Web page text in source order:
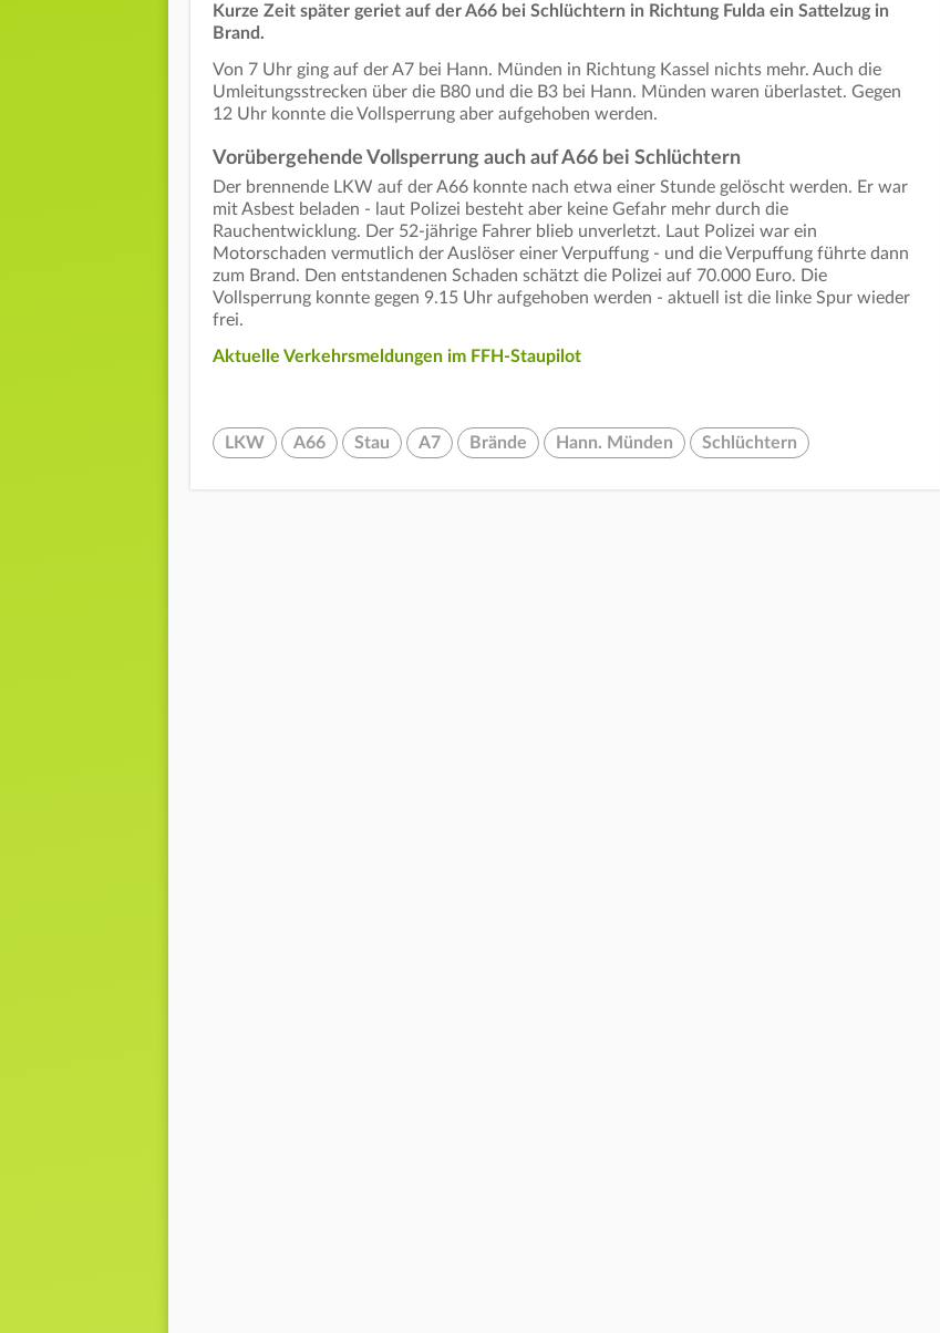
Kurze Zeit später geriet auf der A66 bei Schlüchtern in Richtung Fulda ein Sattelzug in
Brand.
Von 7 Uhr ging auf der A7 bei Hann. Münden in Richtung Kassel nichts mehr. Auch die
Umleitungsstrecken über die B80 und die B3 bei Hann. Münden waren überlastet. Gegen
12 Uhr konnte die Vollsperrung aber aufgehoben werden.
Vorübergehende Vollsperrung auch auf A66 bei Schlüchtern
Der brennende LKW auf der A66 konnte nach etwa einer Stunde gelöscht werden. Er war
mit Asbest beladen - laut Polizei besteht aber keine Gefahr mehr durch die
Rauchentwicklung. Der 52-jährige Fahrer blieb unverletzt. Laut Polizei war ein
Motorschaden vermutlich der Auslöser einer Verpuffung - und die Verpuffung führte dann
zum Brand. Den entstandenen Schaden schätzt die Polizei auf 70.000 Euro. Die
Vollsperrung konnte gegen 9.15 Uhr aufgehoben werden - aktuell ist die linke Spur wieder
frei.
Aktuelle Verkehrsmeldungen im FFH-Staupilot
LKW A66 Stau A7 Brände Hann. Münden Schlüchtern